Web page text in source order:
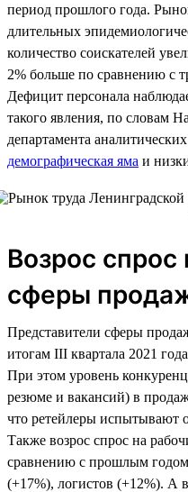
период прошлого года.
длительных
количество соискателей
2% больше по сравнению с
Дефицит персонала
такого явления, по словам
департамента
демографическая яма и
Возрос спрос
сферы
Представители сферы
итогам III квартала 2021
При этом уровень
резюме и вакансий) в
что ретейлеры испытывают
Также возрос спрос на
сравнению с прошлым
(+17%), логистов (+12%). А